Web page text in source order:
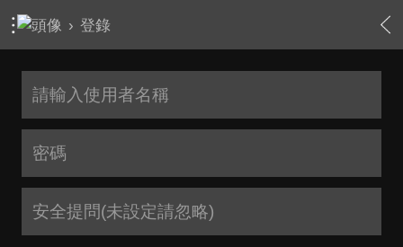
› 登錄
安全提問(未設定請忽略)